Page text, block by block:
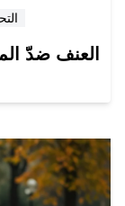
العنف ضدّ